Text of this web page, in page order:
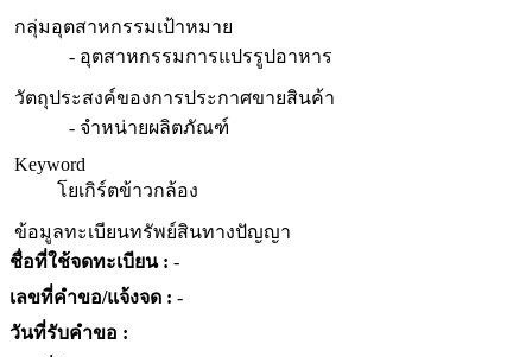
กลุ่มอุตสาหกรรมเป้าหมาย
- อุตสาหกรรมการแปรรูปอาหาร
วัตถุประสงค์ของการประกาศขายสินค้า
- จำหน่ายผลิตภัณฑ์
Keyword
โยเกิร์ตข้าวกล้อง
ข้อมูลทะเบียนทรัพย์สินทางปัญญา
ชื่อที่ใช้จดทะเบียน : -
เลขที่คำขอ/แจ้งจด : -
วันที่รับคำขอ :